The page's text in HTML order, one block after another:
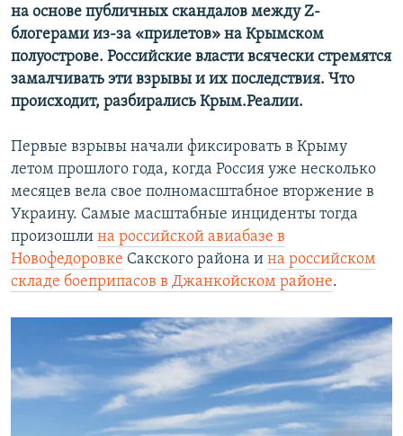
на основе публичных скандалов междуZ-
блогерами из-за «прилетов» на Крымском
полуострове. Российские власти всячески стремятся
замалчивать эти взрывы и их последствия. Что
происходит, разбирались Крым.Реалии.
Первые взрывы начали фиксировать в Крыму
летом прошлого года, когда Россия уже несколько
месяцев вела свое полномасштабное вторжение в
Украину. Самые масштабные инциденты тогда
произошли на российской авиабазе в
Новофедоровке Сакского района и на российском
складе боеприпасов в Джанкойском районе.